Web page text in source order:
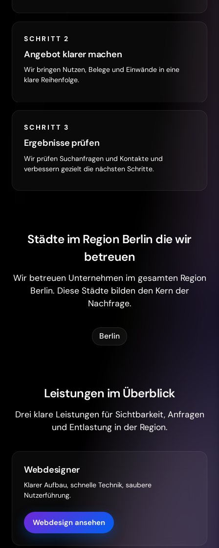
SCHRITT 2
Angebot klarer machen
Wir bringen Nutzen, Belege und Einwände in eine
klare Reihenfolge.
SCHRITT 3
Ergebnisse prüfen
Wir prüfen Suchanfragen und Kontakte und
verbessern gezielt die nächsten Schritte.
Städte im Region Berlin die wir
betreuen
Wir betreuen Unternehmen im gesamten Region
Berlin. Diese Städte bilden den Kern der
Nachfrage.
Berlin
Leistungen im Überblick
Drei klare Leistungen für Sichtbarkeit, Anfragen
und Entlastung in der Region.
Webdesigner
Klarer Aufbau, schnelle Technik, saubere
Nutzerführung.
Webdesign ansehen